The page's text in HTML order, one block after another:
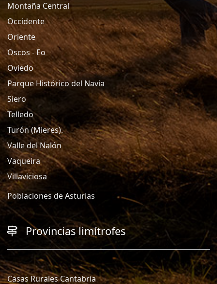
Montaña Central
Occidente
Oriente
Oscos - Eo
Oviedo
Parque Histórico del Navia
Siero
Telledo
Turón (Mieres).
Valle del Nalón
Vaqueira
Villaviciosa
Poblaciones de Asturias
Provincias limítrofes
Casas Rurales Cantabria